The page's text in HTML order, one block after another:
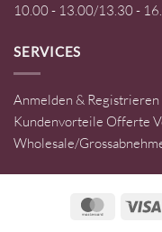
10.00 - 13.00/13.30 -
SERVICES
Anmelden & Registrieren
Kundenvorteile Offerte
Wholesale/